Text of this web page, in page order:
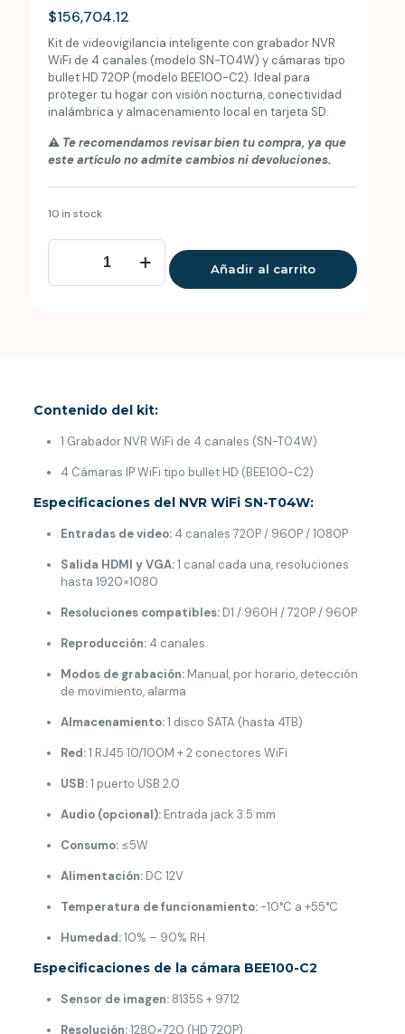
$156,704.12
Kit de videovigilancia inteligente con grabador NVR
WiFi de 4 canales (modelo SN-T04W) y cámaras tipo
bullet HD 720P (modelo BEE100-C2). Ideal para
proteger tu hogar con visión nocturna, conectividad
inalámbrica y almacenamiento local en tarjeta SD.
⚠️ Te recomendamos revisar bien tu compra, ya que
este artículo no admite cambios ni devoluciones.
10 in stock
Kit
Seguridad
WiFi
Bullet
quantity
Añadir al carrito
Contenido del kit:
1 Grabador NVR WiFi de 4 canales (SN-T04W)
4 Cámaras IP WiFi tipo bullet HD (BEE100-C2)
Especificaciones del NVR WiFi SN-T04W:
Entradas de video:4 canales 720P / 960P / 1080P
Salida HDMI y VGA:1 canal cada una, resoluciones
hasta 1920×1080
Resoluciones compatibles:D1 / 960H / 720P / 960P
Reproducción:4 canales
Modos de grabación:Manual, por horario, detección
de movimiento, alarma
Almacenamiento:1 disco SATA (hasta 4TB)
Red:1 RJ45 10/100M + 2 conectores WiFi
USB:1 puerto USB 2.0
Audio (opcional):Entrada jack 3.5 mm
Consumo:≤5W
Alimentación:DC 12V
Temperatura de funcionamiento:-10°C a +55°C
Humedad:10% – 90% RH
Especificaciones de la cámara BEE100-C2
Sensor de imagen:8135S + 9712
Resolución:1280×720 (HD 720P)